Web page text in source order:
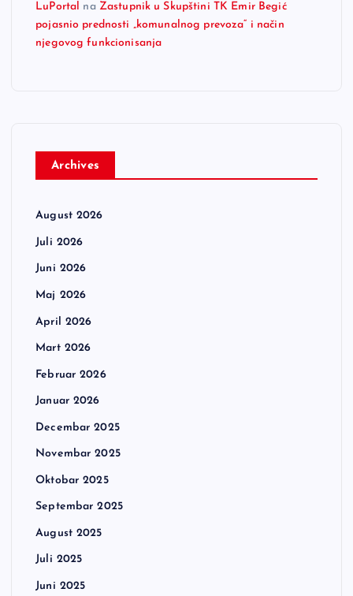
LuPortal na Zastupnik u Skupštini TK Emir Begić
pojasnio prednosti „komunalnog prevoza“ i način
njegovog funkcionisanja
Archives
August 2026
Juli 2026
Juni 2026
Maj 2026
April 2026
Mart 2026
Februar 2026
Januar 2026
Decembar 2025
Novembar 2025
Oktobar 2025
Septembar 2025
August 2025
Juli 2025
Juni 2025